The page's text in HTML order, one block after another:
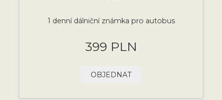
1 denní dálniční známka pro autobus
399 PLN
OBJEDNAT